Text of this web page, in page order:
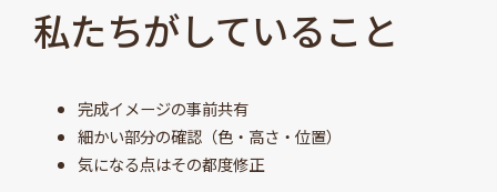
私たちがしていること
完成イメージの事前共有
細かい部分の確認（色・高さ・位置）
気になる点はその都度修正